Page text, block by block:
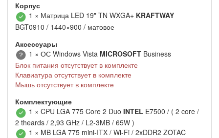
Корпус
1 × Матрица LED 19" TN WXGA+ KRAFTWAY
BGT0910 / 1440×900 / матовое
Аксессуары
1 × ОС Windows Vista MICROSOFTBusiness
Блок питания отсутствует в комплекте
Клавиатура отсутствует в комплекте
Мышь отсутствует в комплекте
Комплектующие
1 × CPU LGA 775 Core 2 Duo INTEL E7500 / ( 2 core /
2 theards / 2,93 GHz / L2-3MB / 65W )
1 × MB LGA 775 mini-ITX / Wi-Fi / 2xDDR2 ZOTAC